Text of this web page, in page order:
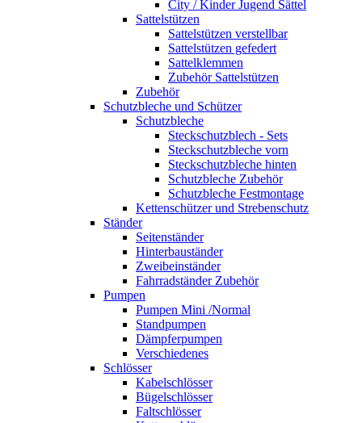
City / Kinder Jugend Sättel
Sattelstützen
Sattelstützen verstellbar
Sattelstützen gefedert
Sattelklemmen
Zubehör Sattelstützen
Zubehör
Schutzbleche und Schützer
Schutzbleche
Steckschutzblech - Sets
Steckschutzbleche vorn
Steckschutzbleche hinten
Schutzbleche Zubehör
Schutzbleche Festmontage
Kettenschützer und Strebenschutz
Ständer
Seitenständer
Hinterbauständer
Zweibeinständer
Fahrradständer Zubehör
Pumpen
Pumpen Mini /Normal
Standpumpen
Dämpferpumpen
Verschiedenes
Schlösser
Kabelschlösser
Bügelschlösser
Faltschlösser